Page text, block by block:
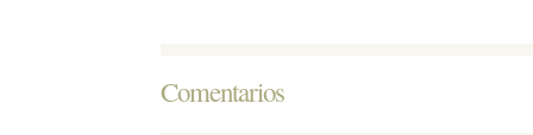
Comentarios